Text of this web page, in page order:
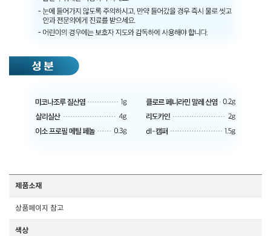
제품소재
상품페이지 참고
색상